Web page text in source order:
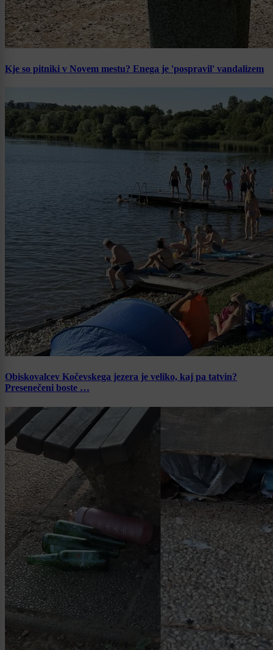
Kje so pitniki v Novem mestu? Enega je 'pospravil' vandalizem
Obiskovalcev Kočevskega jezera je veliko, kaj pa tatvin?
Presenečeni boste …